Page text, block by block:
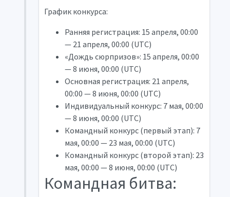
График конкурса:
Ранняя регистрация: 15 апреля, 00:00
— 21 апреля, 00:00 (UTC)
«Дождь сюрпризов»: 15 апреля, 00:00
— 8 июня, 00:00 (UTC)
Основная регистрация: 21 апреля,
00:00 — 8 июня, 00:00 (UTC)
Индивидуальный конкурс: 7 мая, 00:00
— 8 июня, 00:00 (UTC)
Командный конкурс (первый этап): 7
мая, 00:00 — 23 мая, 00:00 (UTC)
Командный конкурс (второй этап): 23
мая, 00:00 — 8 июня, 00:00 (UTC)
Командная битва: